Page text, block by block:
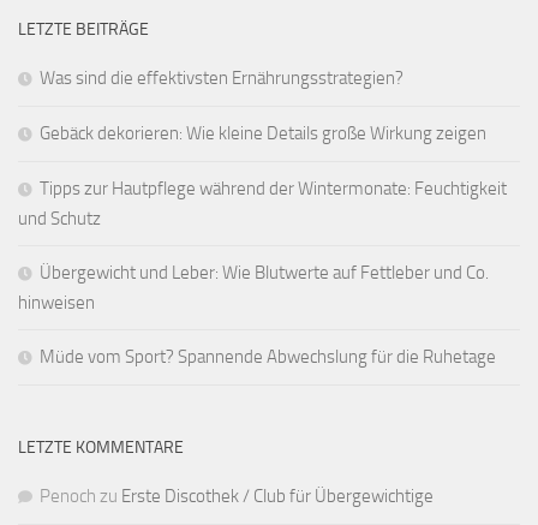
LETZTE BEITRÄGE
Was sind die effektivsten Ernährungsstrategien?
Gebäck dekorieren: Wie kleine Details große Wirkung zeigen
Tipps zur Hautpflege während der Wintermonate: Feuchtigkeit
und Schutz
Übergewicht und Leber: Wie Blutwerte auf Fettleber und Co.
hinweisen
Müde vom Sport? Spannende Abwechslung für die Ruhetage
LETZTE KOMMENTARE
Penoch zu Erste Discothek / Club für Übergewichtige